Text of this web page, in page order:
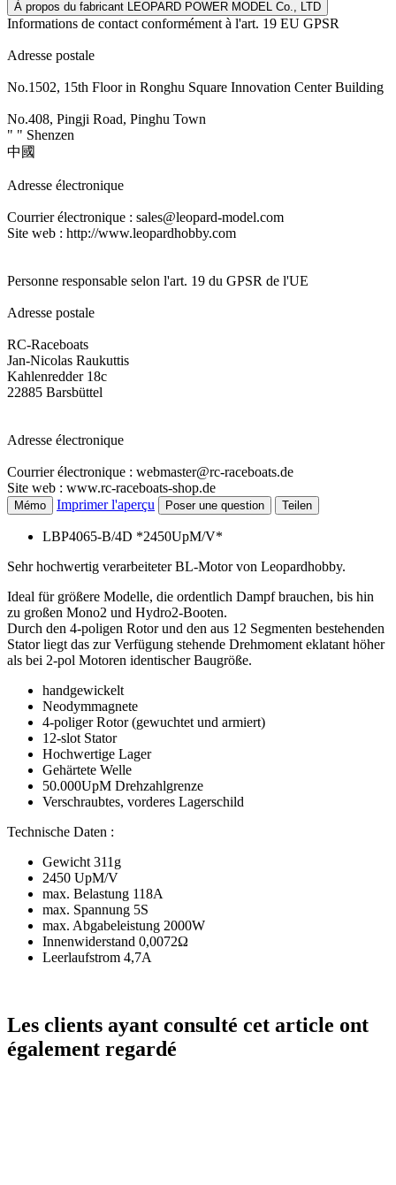
À propos du fabricant LEOPARD POWER MODEL Co., LTD
Informations de contact conformément à l'art. 19 EU GPSR
Adresse postale
No.1502, 15th Floor in Ronghu Square Innovation Center Building
No.408, Pingji Road, Pinghu Town
" " Shenzen
中國
Adresse électronique
Courrier électronique : sales@leopard-model.com
Site web : http://www.leopardhobby.com
Personne responsable selon l'art. 19 du GPSR de l'UE
Adresse postale
RC-Raceboats
Jan-Nicolas Raukuttis
Kahlenredder 18c
22885 Barsbüttel
Adresse électronique
Courrier électronique : webmaster@rc-raceboats.de
Site web : www.rc-raceboats-shop.de
Mémo Imprimer l'aperçu Poser une question Teilen
LBP4065-B/4D *2450UpM/V*
Sehr hochwertig verarbeiteter BL-Motor von Leopardhobby.
Ideal für größere Modelle, die ordentlich Dampf brauchen, bis hin
zu großen Mono2 und Hydro2-Booten.
Durch den 4-poligen Rotor und den aus 12 Segmenten bestehenden
Stator liegt das zur Verfügung stehende Drehmoment eklatant höher
als bei 2-pol Motoren identischer Baugröße.
handgewickelt
Neodymmagnete
4-poliger Rotor (gewuchtet und armiert)
12-slot Stator
Hochwertige Lager
Gehärtete Welle
50.000UpM Drehzahlgrenze
Verschraubtes, vorderes Lagerschild
Technische Daten :
Gewicht 311g
2450 UpM/V
max. Belastung 118A
max. Spannung 5S
max. Abgabeleistung 2000W
Innenwiderstand 0,0072Ω
Leerlaufstrom 4,7A
Les clients ayant consulté cet article ont
également regardé